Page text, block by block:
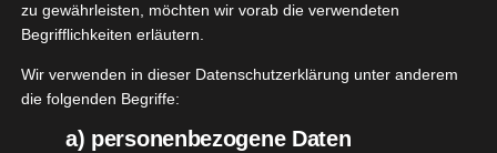
Bei@mybuddyprogramwird übrigens jeden Tag
das Geheimnis gelüftet aus welchem Land die
Süßigkeit stammt. Also, schaut da auf jeden Fall
vorbei. Nicht vergessen!
zu gewährleisten, möchten wir vorab die verwendeten
Begrifflichkeiten erläutern.
Wir verwenden in dieser Datenschutzerklärung unter anderem
die folgenden Begriffe:
a) personenbezogene Daten